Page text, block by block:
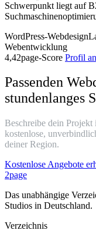
Schwerpunkt liegt auf
WordPress-Webdesign
Webentwicklung
4,42page-Score Profil
Passenden
stundenlanges
Beschreibe dein
kostenlose,
deiner Region.
Kostenlose Angebote
2page
Das unabhängige
Studios in Deutschland.
Verzeichnis